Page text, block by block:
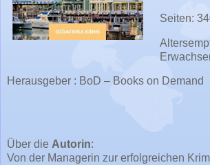
Seiten:
Herausgeber : BoD – Books on Demand
Über die Autorin:
Von der Managerin zur erfolgreichen